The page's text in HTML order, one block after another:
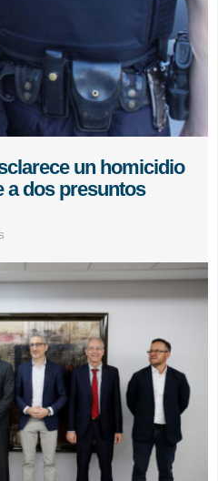
un homicidio
a dos presuntos